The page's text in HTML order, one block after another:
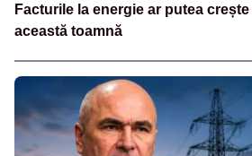
Facturile la energie ar putea
această toamnă